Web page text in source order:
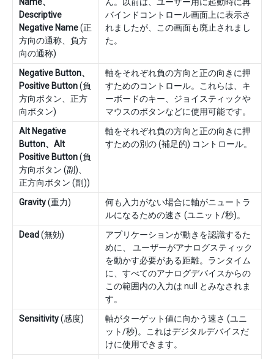
Descriptive
Negative Name(正
方向の通称、負方
向の通称)
バインドコントロール画面上に表示さ
れましたが、この画面も廃止されまし
た。
Negative Button、
Positive Button(負
方向ボタン、正方
向ボタン)
軸をそれぞれ負の方向と正の向きに押
すためのコントロール。これらは、キ
ーボードのキー、ジョイスティックや
マウスのボタンなどに使用可能です。
Alt Negative
Button、Alt
Positive Button(負
方向ボタン (副)、
正方向ボタン (副))
軸をそれぞれ負の方向と正の向きに押
すための別の (補足的) コントロール。
Gravity(重力)
何も入力がない場合に軸がニュートラ
ルになるための速さ (ユニット/秒)。
Dead(無効)
アプリケーションが動きを認識するた
めに、 ユーザーがアナログスティック
を動かす必要がある距離。ランタイム
に、すべてのアナログデバイスからの
この範囲内の入力は null とみなされま
す。
Sensitivity(感度)
軸がターゲット値に向かう速さ (ユニ
ット/秒)。これはデジタルデバイスだ
けに使用できます。